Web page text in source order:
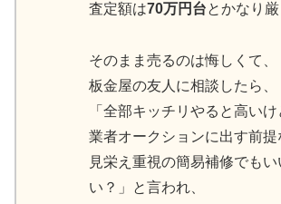
査定額は70万円台とかなり厳
そのまま売るのは悔しくて、
板金屋の友人に相談したら、
「全部キッチリやると高いけ
業者オークションに出す前提
見栄え重視の簡易補修でも
い？」と言われ、